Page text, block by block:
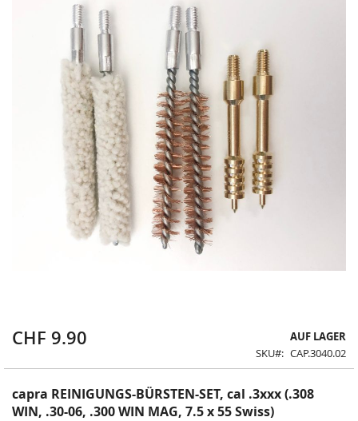
CHF 9.90
AUF LAGER
SKU
CAP.3040.02
capra REINIGUNGS-BÜRSTEN-SET, cal .3xxx (.308
WIN, .30-06, .300 WIN MAG, 7.5 x 55 Swiss)
Zum
springen